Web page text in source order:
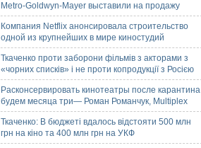
Metro-Goldwyn-Mayer выставили на продажу
Компания Netflix анонсировала строительство
одной из крупнейших в мире киностудий
Ткаченко проти заборони фільмів з акторами з
«чорних списків» і не проти копродукції з Росією
Расконсервировать кинотеатры после карантина
будем месяца три— Роман Романчук, Multiplex
Ткаченко: В бюджеті вдалось відстояти 500 млн
грн на кіно та 400 млн грн на УКФ